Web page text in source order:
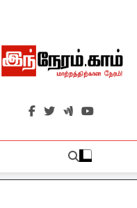
இந்நேரம்.காம்
செய்திகளுக்கு அப்பால்…